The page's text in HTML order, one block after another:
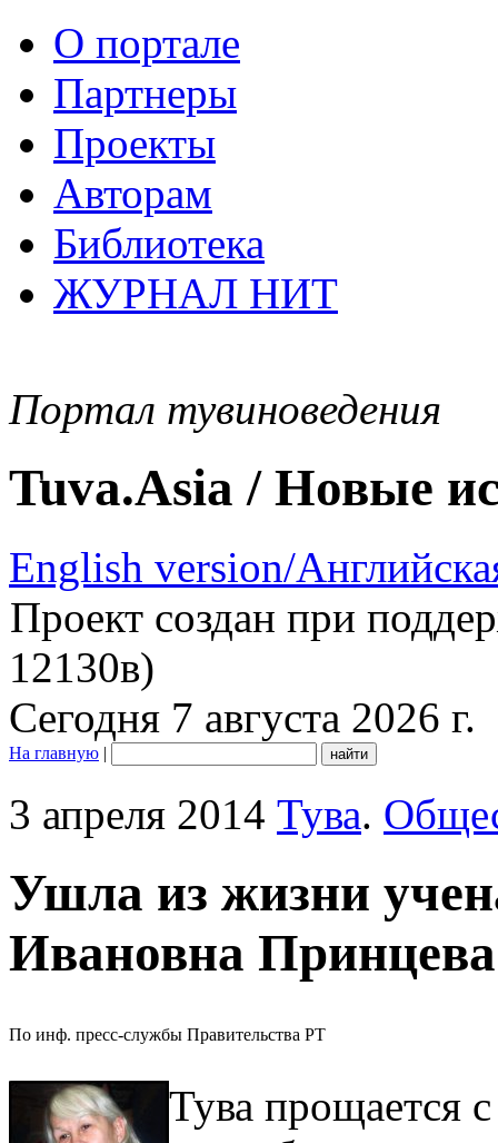
О портале
Партнеры
Проекты
Авторам
Библиотека
ЖУРНАЛ НИТ
Портал тувиноведения
Tuva.Asia / Новые
English version/
Проект создан при
12130в)
Сегодня 7 августа 2026 г.
На главную |
3 апреля 2014 Тува.
Ушла из жизни
Ивановна Принцева
По инф. пресс-службы Правительства РТ
Тува прощается